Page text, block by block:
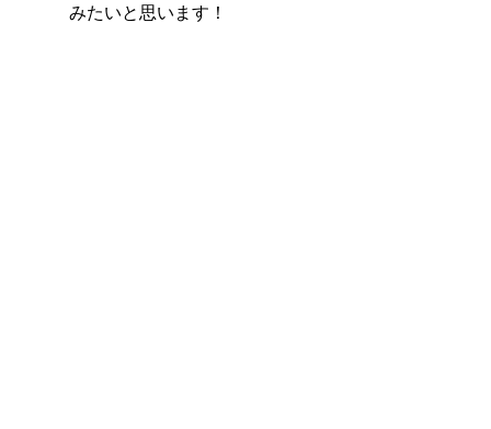
みたいと思います！